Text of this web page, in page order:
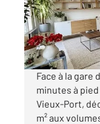
416
Visiter le site
Face à la gare
minutes à
Vieux-Port,
m² aux